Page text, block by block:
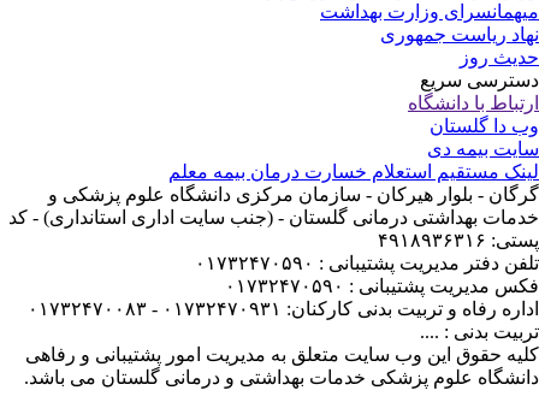
وزارت بهداشت
ریاست جمهوری
روز
سریع
با دانشگاه
دا گلستان
بیمه دی
مستقیم استعلام خسارت درمان بیمه معلم
- بلوار هیرکان - سازمان مرکزی دانشگاه علوم پزشکی و
بهداشتی درمانی گلستان - (جنب سایت اداری استانداری) - کد
۴۹۱۸۹۳۶۳۱۶
دفتر مدیریت پشتیبانی : ۰۱۷۳۲۴۷۰۵۹۰
مدیریت پشتیبانی : ۰۱۷۳۲۴۷۰۵۹۰
رفاه و تربیت بدنی کارکنان: ۰۱۷۳۲۴۷۰۹۳۱ - ۰۱۷۳۲۴۷۰۰۸۳
بدنی : ....
حقوق این وب سایت متعلق به مدیریت امور پشتیبانی و رفاهی
علوم پزشکی خدمات بهداشتی و درمانی گلستان می باشد.